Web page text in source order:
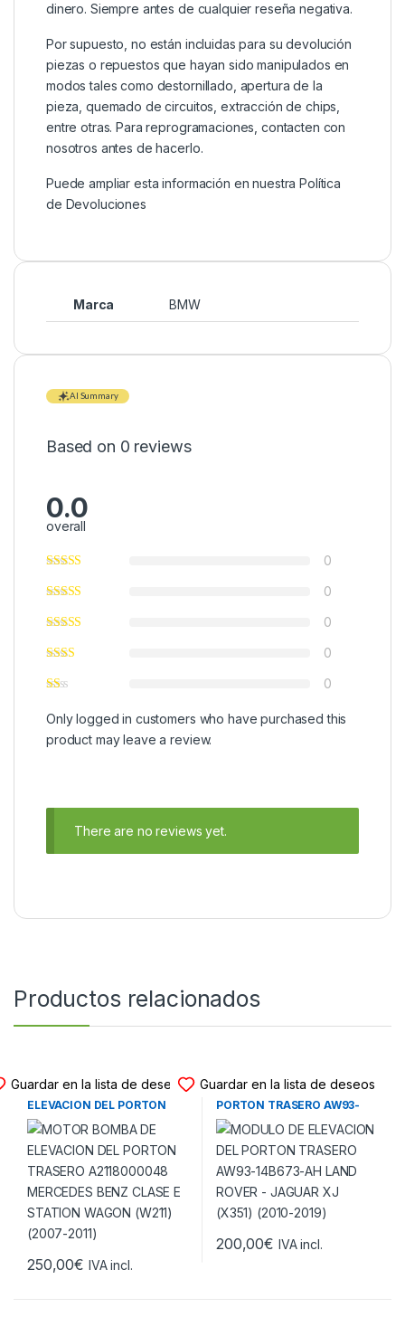
dinero. Siempre antes de cualquier reseña negativa.
Por supuesto, no están incluidas para su devolución
piezas o repuestos que hayan sido manipulados en
modos tales como destornillado, apertura de la
pieza, quemado de circuitos, extracción de chips,
entre otras. Para reprogramaciones, contacten con
nosotros antes de hacerlo.
Puede ampliar esta información en nuestraPolítica
de Devoluciones
Marca BMW
AI Summary
Based on 0 reviews
0.0
overall
0
0
0
0
0
Only logged in customers who have purchased this
product may leave a review.
There are no reviews yet.
Productos relacionados
Guardar en la lista de deseos
MOTOR BOMBA DE
ELEVACION DEL PORTON
TRASERO A2118000048
MERCEDES BENZ CLASE E
STATION WAGON (W211)
(2007-2011)
250,00€ IVA incl.
Guardar en la lista de deseos
MODULO DE ELEVACION DEL
PORTON TRASERO AW93-
14B673-AH LAND ROVER –
JAGUAR XJ (X351) (2010-
2019)
200,00€ IVA incl.